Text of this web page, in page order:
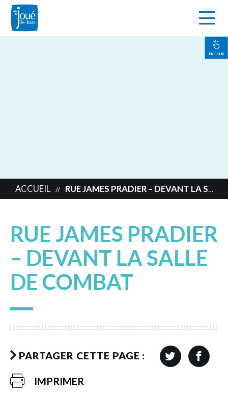
EN 1 CLIC
ACCUEIL // RUE JAMES PRADIER – DEVANT LA SALLE DE COMBAT
RUE JAMES PRADIER
– DEVANT LA SALLE
DE COMBAT
PARTAGER CETTE PAGE :
IMPRIMER